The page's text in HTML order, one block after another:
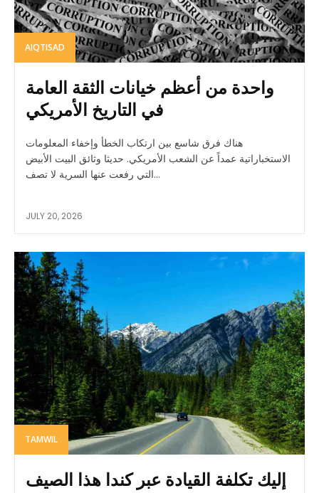
AIQTISAD
واحدة من أعظم خيانات الثقة العامة
في التاريخ الأمريكي
هناك فرق شاسع بين ارتكاب الخطأ وإخفاء المعلومات
الاستخباراتية عمداً عن الشعب الأمريكي. حديثا وثائق البيت الأبيض
التي رفعت عنها السرية لا تصف...
JULY 20, 2026
TAMWIL
إليك تكلفة القيادة عبر كندا هذا الصيف